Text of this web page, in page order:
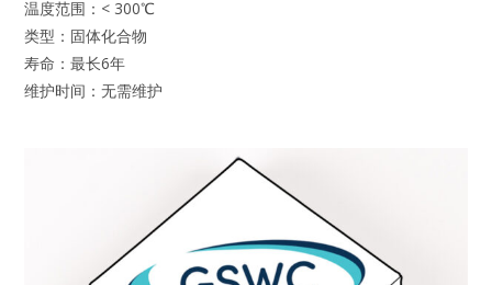
温度范围：< 300℃
类型：固体化合物
寿命：最长6年
维护时间：无需维护